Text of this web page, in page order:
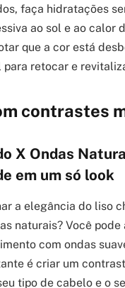
faça hidratações
ao sol e ao calor
que a cor está
para retocar e
contrastes
X Ondas
em um só look
a elegância do liso
naturais? Você pode
com ondas
é criar um
tipo de cabelo e o